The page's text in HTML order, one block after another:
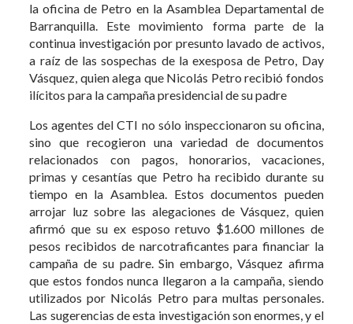
la oficina de Petro en la Asamblea Departamental de
Barranquilla. Este movimiento forma parte de la
continua investigación por presunto lavado de activos,
a raíz de las sospechas de la exesposa de Petro, Day
Vásquez, quien alega que Nicolás Petro recibió fondos
ilícitos para la campaña presidencial de su padre
Los agentes del CTI no sólo inspeccionaron su oficina,
sino que recogieron una variedad de documentos
relacionados con pagos, honorarios, vacaciones,
primas y cesantías que Petro ha recibido durante su
tiempo en la Asamblea. Estos documentos pueden
arrojar luz sobre las alegaciones de Vásquez, quien
afirmó que su ex esposo retuvo $1.600 millones de
pesos recibidos de narcotraficantes para financiar la
campaña de su padre. Sin embargo, Vásquez afirma
que estos fondos nunca llegaron a la campaña, siendo
utilizados por Nicolás Petro para multas personales.
Las sugerencias de esta investigación son enormes, y el